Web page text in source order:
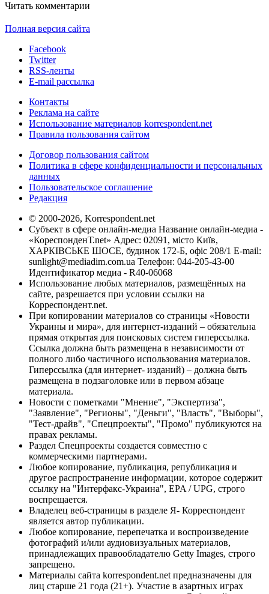
Читать комментарии
Полная версия сайта
Facebook
Twitter
RSS-ленты
E-mail рассылка
Контакты
Реклама на сайте
Использование материалов korrespondent.net
Правила пользования сайтом
Договор пользования сайтом
Политика в сфере конфиденциальности и персональных
данных
Пользовательское соглашение
Редакция
© 2000-2026, Korrespondent.net
Субъект в сфере онлайн-медиа Название онлайн-медиа -
«КореспонденТ.net» Адрес: 02091, місто Київ,
ХАРКІВСЬКЕ ШОСЕ, будинок 172-Б, офіс 208/1 E-mail:
sunlight@mediadim.com.ua Телефон: 044-205-43-00
Идентификатор медиа - R40-06068
Использование любых материалов, размещённых на
сайте, разрешается при условии ссылки на
Корреспондент.net.
При копировании материалов со страницы «Новости
Украины и мира», для интернет-изданий – обязательна
прямая открытая для поисковых систем гиперссылка.
Ссылка должна быть размещена в независимости от
полного либо частичного использования материалов.
Гиперссылка (для интернет- изданий) – должна быть
размещена в подзаголовке или в первом абзаце
материала.
Новости с пометками "Мнение", "Экспертиза",
"Заявление", "Регионы", "Деньги", "Власть", "Выборы",
"Тест-драйв", "Спецпроекты", "Промо" публикуются на
правах рекламы.
Раздел Спецпроекты создается совместно с
коммерческими партнерами.
Любое копирование, публикация, републикация и
другое распространение информации, которое содержит
ссылку на "Интерфакс-Украина", EPA / UPG, строго
воспрещается.
Владелец веб-страницы в разделе Я- Корреспондент
является автор публикации.
Любое копирование, перепечатка и воспроизведение
фотографий и/или аудиовизуальных материалов,
принадлежащих правообладателю Getty Images, строго
запрещено.
Материалы сайта korrespondent.net предназначены для
лиц старше 21 года (21+). Участие в азартных играх